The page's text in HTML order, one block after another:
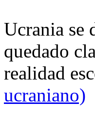
Ucrania se
quedado
realidad
ucraniano)